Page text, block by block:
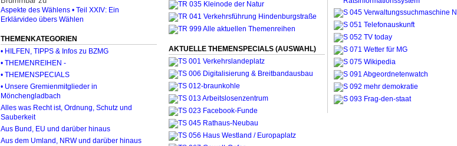
Aspekte des Wählens • Teil XXIV: Ein
Erklärvideo übers Wählen
THEMENKATEGORIEN
• HILFEN, TIPPS & Infos zu BZMG
• THEMENREIHEN -
• THEMENSPECIALS
• Unsere Gremienmitglieder in
Mönchengladbach
Alles was Recht ist, Ordnung, Schutz und
Sauberkeit
Aus Bund, EU und darüber hinaus
Aus dem Umland, NRW und darüber hinaus
AKTUELLE THEMENSPECIALS (AUSWAHL)